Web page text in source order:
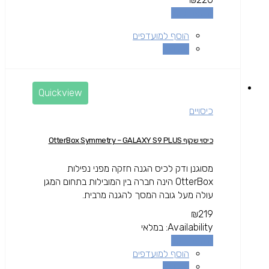
הוסף למועדפים
Quickview
כיסויים
כיסוי שקוף OtterBox Symmetry – GALAXY S9 PLUS
מסוגנן ודק לכיס הגנה חזקה מפני נפילות
OtterBox הינה חברה בין המובילות בתחום המגן
עולה מעל גובה המסך להגנה מרבית.
₪219
Availability: במלאי
הוסף למועדפים